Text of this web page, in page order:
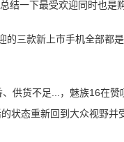
结一下最受欢迎同时也是
供货不足...，魅族16在赞
状态重新回到大众视野并